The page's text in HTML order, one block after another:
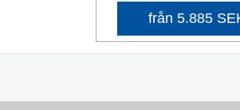
från 5.885